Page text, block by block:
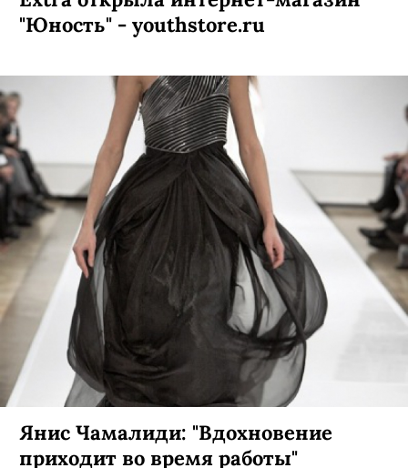
"Юность" - youthstore.ru
Янис Чамалиди: "Вдохновение
приходит во время работы"